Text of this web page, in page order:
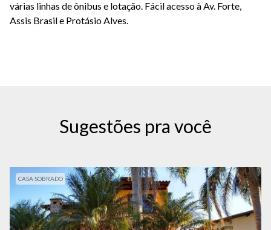
várias linhas de ônibus e lotação. Fácil acesso à Av. Forte,
Assis Brasil e Protásio Alves.
Sugestões pra você
CASA SOBRADO